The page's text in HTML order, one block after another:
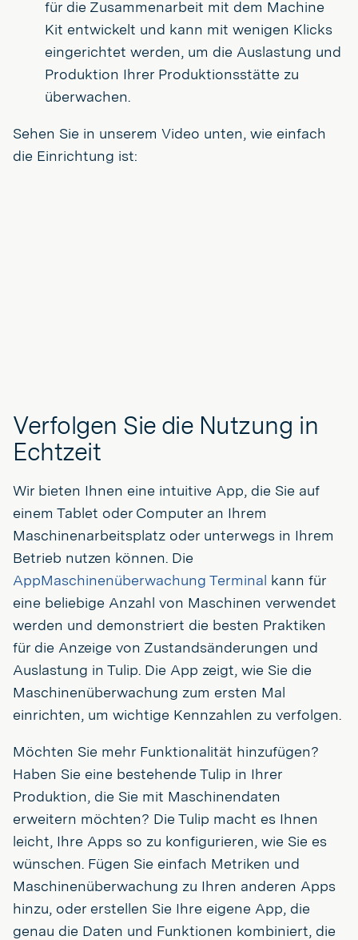
für die Zusammenarbeit mit dem Machine
Kit entwickelt und kann mit wenigen Klicks
eingerichtet werden, um die Auslastung und
Produktion Ihrer Produktionsstätte zu
überwachen.
Sehen Sie in unserem Video unten, wie einfach
die Einrichtung ist:
Verfolgen Sie die Nutzung in
Echtzeit
Wir bieten Ihnen eine intuitive App, die Sie auf
einem Tablet oder Computer an Ihrem
Maschinenarbeitsplatz oder unterwegs in Ihrem
Betrieb nutzen können. Die
AppMaschinenüberwachung Terminal kann für
eine beliebige Anzahl von Maschinen verwendet
werden und demonstriert die besten Praktiken
für die Anzeige von Zustandsänderungen und
Auslastung in Tulip. Die App zeigt, wie Sie die
Maschinenüberwachung zum ersten Mal
einrichten, um wichtige Kennzahlen zu verfolgen.
Möchten Sie mehr Funktionalität hinzufügen?
Haben Sie eine bestehende Tulip in Ihrer
Produktion, die Sie mit Maschinendaten
erweitern möchten? Die Tulip macht es Ihnen
leicht, Ihre Apps so zu konfigurieren, wie Sie es
wünschen. Fügen Sie einfach Metriken und
Maschinenüberwachung zu Ihren anderen Apps
hinzu, oder erstellen Sie Ihre eigene App, die
genau die Daten und Funktionen kombiniert, die